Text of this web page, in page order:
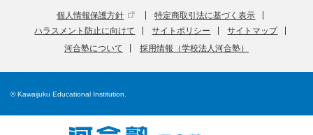
個人情報保護方針
特定商取引法に基づく表示
ハラスメント防止に向けて
サイトポリシー
サイトマップ
河合塾について
採用情報（学校法人河合塾）
© Kawaijuku Educational Institution.